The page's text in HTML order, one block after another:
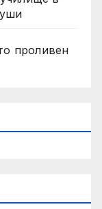
проливен